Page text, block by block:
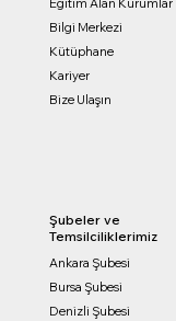
Eğitim Alan Kurumlar
Bilgi Merkezi
Kütüphane
Kariyer
Bize Ulaşın
Şubeler ve
Temsilciliklerimiz
Ankara Şubesi
Bursa Şubesi
Denizli Şubesi